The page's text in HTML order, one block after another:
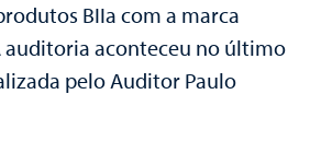
BIIa com a marca
auditoria aconteceu no último
pelo Auditor Paulo